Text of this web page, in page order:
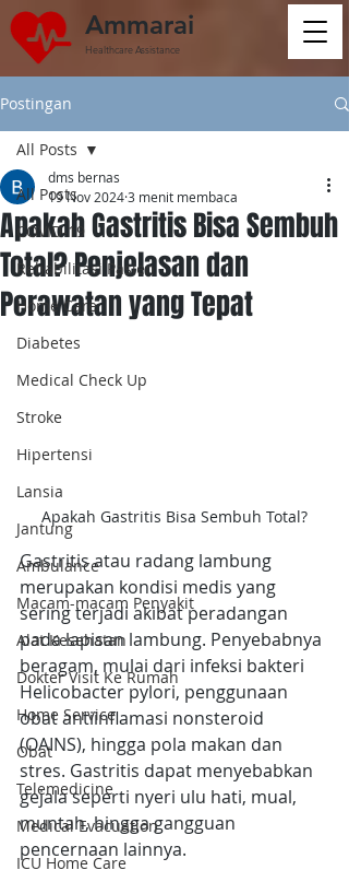
Ammarai
Healthcare Assistance
Postingan
All Posts
COVID-19
Rehabilitasi Pasien
Home Care
Diabetes
Medical Check Up
Stroke
Hipertensi
Lansia
Jantung
Ambulance
Macam-macam Penyakit
Alat Kesehatan
Dokter Visit Ke Rumah
Home Service
Obat
Telemedicine
Medical Evacuation
ICU Home Care
All Posts
Apakah Gastritis Bisa Sembuh
Total? Penjelasan dan
Perawatan yang Tepat
dms bernas
19 Nov 20243 menit membaca
Apakah Gastritis Bisa Sembuh Total?
Gastritis atau radang lambung
merupakan kondisi medis yang
sering terjadi akibat peradangan
pada lapisan lambung. Penyebabnya
beragam, mulai dari infeksi bakteri
Helicobacter pylori, penggunaan
obat antiinflamasi nonsteroid
(OAINS), hingga pola makan dan
stres. Gastritis dapat menyebabkan
gejala seperti nyeri ulu hati, mual,
muntah, hingga gangguan
pencernaan lainnya.